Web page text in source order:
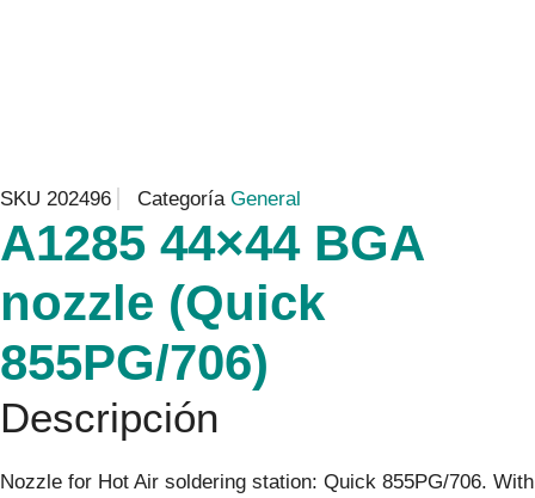
SKU 202496 Categoría General
A1285 44×44 BGA
nozzle (Quick
855PG/706)
Descripción
Nozzle for Hot Air soldering station: Quick 855PG/706. With